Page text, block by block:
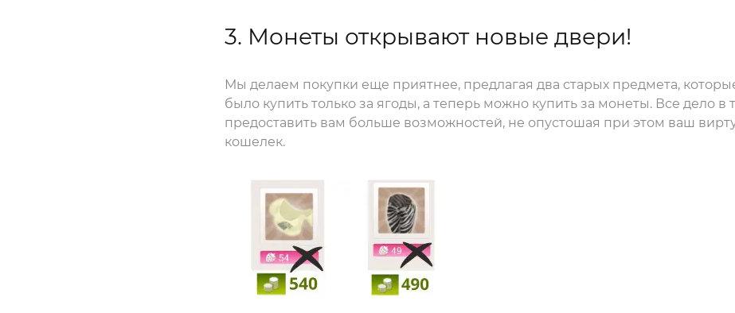
3. Монеты открывают новые двери!
Мы делаем покупки еще приятнее, предлагая два старых предмета,
было купить только за ягоды, а теперь можно купить за монеты. Все дело в
предоставить вам больше возможностей, не опустошая при этом ваш
кошелек.